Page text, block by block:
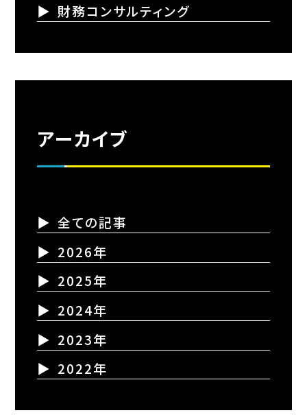
財務コンサルティング
アーカイブ
全ての記事
2026年
2025年
2024年
2023年
2022年